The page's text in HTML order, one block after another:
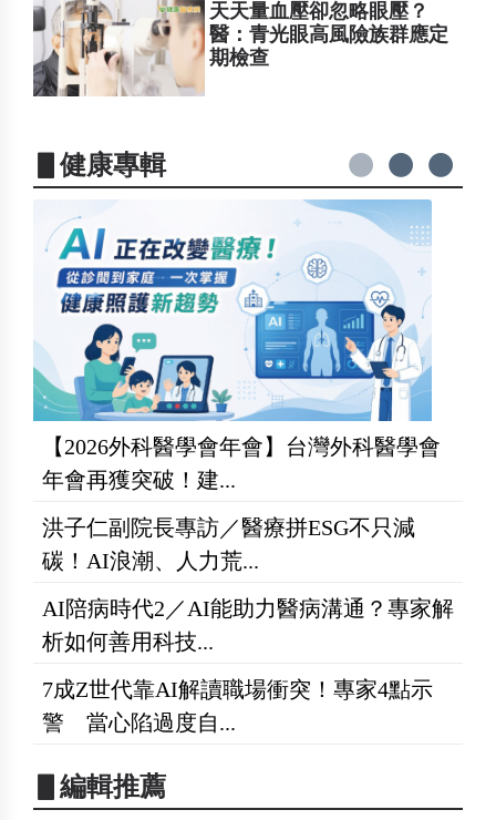
天天量血壓卻忽略眼壓？
醫：青光眼高風險族群應定
期檢查
▋健康專輯
【2026外科醫學會年會】台灣外科醫學會
年會再獲突破！建...
洪子仁副院長專訪／醫療拼ESG不只減
碳！AI浪潮、人力荒...
AI陪病時代2／AI能助力醫病溝通？專家解
析如何善用科技...
7成Z世代靠AI解讀職場衝突！專家4點示
警 當心陷過度自...
▋編輯推薦